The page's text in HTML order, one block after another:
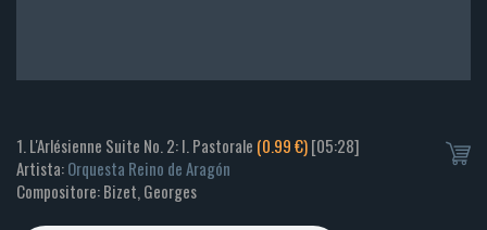
1. L'Arlésienne Suite No. 2: I. Pastorale (0.99 €)[05:28]
Artista:Orquesta Reino de Aragón
Compositore: Bizet, Georges